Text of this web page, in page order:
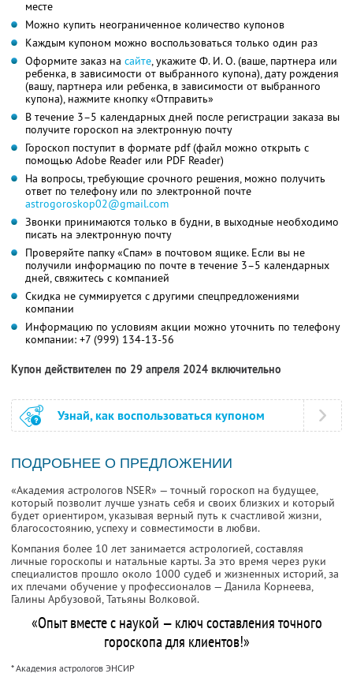
месте
Можно купить неограниченное количество купонов
Каждым купоном можно воспользоваться только один раз
Оформите заказ на сайте, укажите Ф. И. О.(ваше, партнера или
ребенка, в зависимости от выбранного купона), дату рождения
(вашу, партнера или ребенка, в зависимости от выбранного
купона), нажмите кнопку «Отправить»
В течение 3–5 календарных дней после регистрации заказа вы
получите гороскоп на электронную почту
Гороскоп поступит в формате pdf (файл можно открыть с
помощью Adobe Reader или PDF Reader)
На вопросы, требующие срочного решения, можно получить
ответ по телефону или по электронной почте
astrogoroskop02@gmail.com
Звонки принимаются только в будни, в выходные необходимо
писать на электронную почту
Проверяйте папку «Спам» в почтовом ящике. Если вы не
получили информацию по почте в течение 3–5 календарных
дней, свяжитесь с компанией
Скидка не суммируется с другими спецпредложениями
компании
Информацию по условиям акции можно уточнить по телефону
компании: +7 (999) 134-13-56
Купон действителен по 29 апреля 2024 включительно
Узнай, как воспользоваться купоном
ПОДРОБНЕЕ О ПРЕДЛОЖЕНИИ
«Академия астрологов NSER» — точный гороскоп на будущее,
который позволит лучше узнать себя и своих близких и который
будет ориентиром, указывая верный путь к счастливой жизни,
благосостоянию, успеху и совместимости в любви.
Компания более 10 лет занимается астрологией, составляя
личные гороскопы и натальные карты. За это время через руки
специалистов прошло около 1000 судеб и жизненных историй, за
их плечами обучение у профессионалов — Данила Корнеева,
Галины Арбузовой, Татьяны Волковой.
«Опыт вместе с наукой — ключ составления точного
гороскопа для клиентов!»
* Академия астрологов ЭНСИР